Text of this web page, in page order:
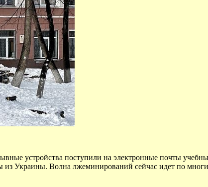
устройства поступили на электронные почты
Украины. Волна лжеминирований сейчас идет по